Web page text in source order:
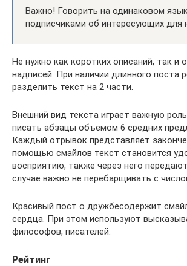
Важно! Говорить на одинаковом
подписчиками об интересующих для
Не нужно как коротких описаний, так и
надписей. При наличии длинного поста
разделить текст на 2 части.
Внешний вид текста играет важную
писать абзацы объемом 6 средних
Каждый отрывок представляет
помощью смайлов текст становится
восприятию, также через него
случае важно не перебарщивать с
Красивый пост о дружбесодержит
сердца. При этом используют
философов, писателей.
Рейтинг